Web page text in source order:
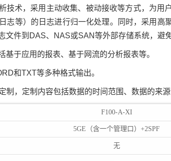
技术，采用主动收集、被动接收等方式，为用
志等）的日志进行归一化处理。同时，采用高
文件到DAS、NAS或SAN等外部存储系统，避
基于应用的报表、基于网流的分析报表等。
和TXT等多种格式输出。
制，定制内容包括数据的时间范围、数据的来
F100-A-XI
5GE（含一个管理口）+2SPF
无